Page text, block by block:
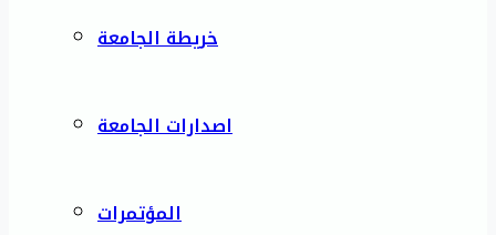
خريطة الجامعة
اصدارات الجامعة
المؤتمرات